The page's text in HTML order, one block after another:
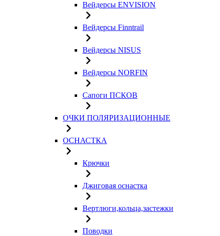
Вейдерсы ENVISION
Вейдерсы Finntrail
Вейдерсы NISUS
Вейдерсы NORFIN
Сапоги ПСКОВ
ОЧКИ ПОЛЯРИЗАЦИОННЫЕ
ОСНАСТКА
Крючки
Джиговая оснастка
Вертлюги,кольца,застежки
Поводки